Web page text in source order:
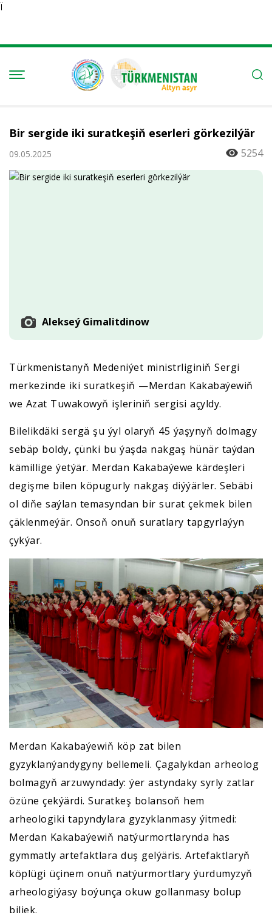
Ï
Bir sergide iki suratkeşiň eserleri görkezilýär
09.05.2025 5254
Alekseý Gimalitdinow
Türkmenistanyň Medeniýet ministrliginiň Sergi
merkezinde iki suratkeşiň —Merdan Kakabaýewiň
we Azat Tuwakowyň işleriniň sergisi açyldy.
Bilelikdäki sergä şu ýyl olaryň 45 ýaşynyň dolmagy
sebäp boldy, çünki bu ýaşda nakgaş hünär taýdan
kämillige ýetýär. Merdan Kakabaýewe kärdeşleri
degişme bilen köpugurly nakgaş diýýärler. Sebäbi
ol diňe saýlan temasyndan bir surat çekmek bilen
çäklenmeýär. Onsoň onuň suratlary tapgyrlaýyn
çykýar.
Merdan Kakabaýewiň köp zat bilen
gyzyklanýandygyny bellemeli. Çagalykdan arheolog
bolmagyň arzuwyndady: ýer astyndaky syrly zatlar
özüne çekýärdi. Suratkeş bolansoň hem
arheologiki tapyndylara gyzyklanmasy ýitmedi:
Merdan Kakabaýewiň natýurmortlarynda has
gymmatly artefaktlara duş gelýäris. Artefaktlaryň
köplügi üçinem onuň natýurmortlary ýurdumyzyň
arheologiýasy boýunça okuw gollanmasy bolup
biljek.